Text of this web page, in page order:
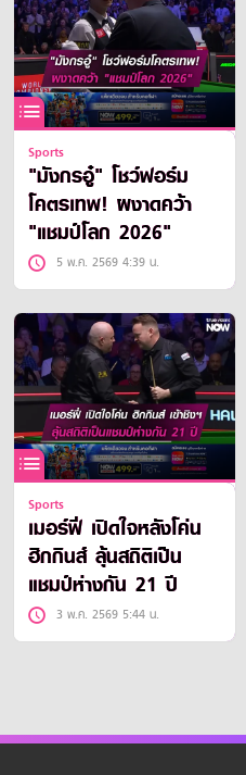
Sports
"มังกรอู๋" โชว์ฟอร์ม
โคตรเทพ! ผงาดคว้า
"แชมป์โลก 2026"
5 พ.ค. 2569 4:39 น.
Sports
เมอร์ฟี่ เปิดใจหลังโค่น
ฮิกกินส์ ลุ้นสถิติเป็น
แชมป์ห่างกัน 21 ปี
3 พ.ค. 2569 5:44 น.